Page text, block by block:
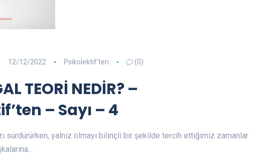
12/12/2022 Psikolektif'ten (0)
TEORİ NEDİR? –
– Sayı – 4
sürdürürken, yalnız olmayı bilinçli bir şekilde tercih ettiğimiz zamanlar